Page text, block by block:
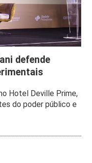
defende
Hotel Deville Prime,
do poder público e